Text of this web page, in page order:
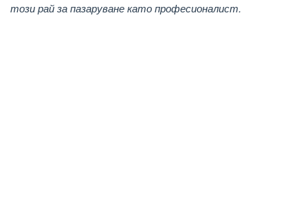
този рай за пазаруване като професионалист.